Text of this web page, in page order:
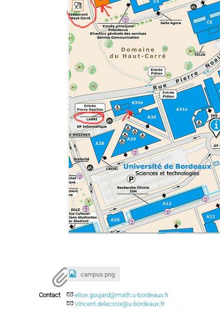
campus.png
Contact
elise.goujard@math.u-bordeaux.fr
Vincent.delecroix@u-bordeaux.fr